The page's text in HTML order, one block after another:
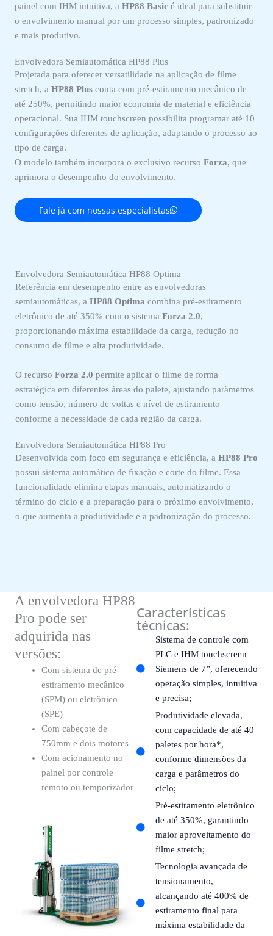
painel com IHM intuitiva, a HP88 Basic é ideal para substituir
o envolvimento manual por um processo simples, padronizado
e mais produtivo.
Envolvedora Semiautomática HP88 Plus
Projetada para oferecer versatilidade na aplicação de filme
stretch, a HP88 Plus conta com pré-estiramento mecânico de
até 250%, permitindo maior economia de material e eficiência
operacional. Sua IHM touchscreen possibilita programar até 10
configurações diferentes de aplicação, adaptando o processo ao
tipo de carga.
O modelo também incorpora o exclusivo recurso Forza, que
aprimora o desempenho do envolvimento.
Fale já com nossas especialistas
Envolvedora Semiautomática HP88 Optima
Referência em desempenho entre as envolvedoras
semiautomáticas, a HP88 Optima combina pré-estiramento
eletrônico de até 350% com o sistema Forza 2.0,
proporcionando máxima estabilidade da carga, redução no
consumo de filme e alta produtividade.
O recurso Forza 2.0 permite aplicar o filme de forma
estratégica em diferentes áreas do palete, ajustando parâmetros
como tensão, número de voltas e nível de estiramento
conforme a necessidade de cada região da carga.
Envolvedora Semiautomática HP88 Pro
Desenvolvida com foco em segurança e eficiência, a HP88 Pro
possui sistema automático de fixação e corte do filme. Essa
funcionalidade elimina etapas manuais, automatizando o
término do ciclo e a preparação para o próximo envolvimento,
o que aumenta a produtividade e a padronização do processo.
A envolvedora HP88
Pro pode ser
adquirida nas
versões:
Com sistema de pré-
estiramento mecânico
(SPM) ou eletrônico
(SPE)
Com cabeçote de
750mm e dois motores
Com acionamento no
painel por controle
remoto ou temporizador
Características
técnicas:
Sistema de controle com
PLC e IHM touchscreen
Siemens de 7”, oferecendo
operação simples, intuitiva
e precisa;
Produtividade elevada,
com capacidade de até 40
paletes por hora*,
conforme dimensões da
carga e parâmetros do
ciclo;
Pré-estiramento eletrônico
de até 350%, garantindo
maior aproveitamento do
filme stretch;
Tecnologia avançada de
tensionamento,
alcançando até 400% de
estiramento final para
máxima estabilidade da